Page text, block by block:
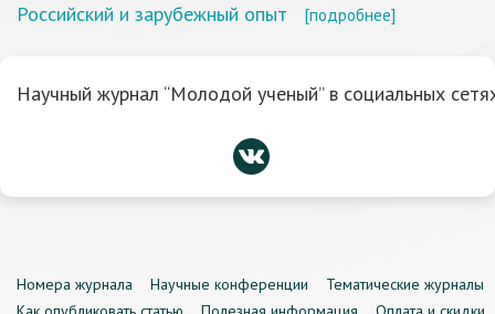
Российский и зарубежный опыт
[подробнее]
Научный журнал “Молодой ученый” в социальных
Номера журнала Научные конференции
Тематические журналы